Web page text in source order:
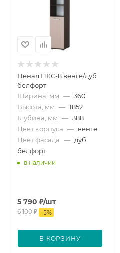
Пенал ПКС-8 венге/дуб
белфорт
Ширина, мм — 360
Высота, мм — 1852
Глубина, мм — 388
Цвет корпуса — венге
Цвет фасада — дуб
белфорт
в наличии
5 790 ₽/шт
6 100₽ -5%
В КОРЗИНУ